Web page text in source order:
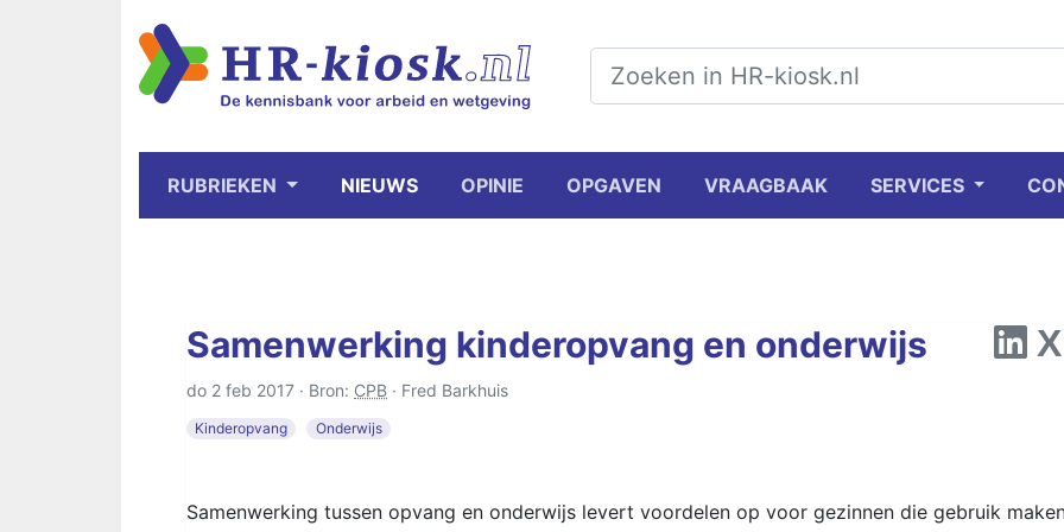
RUBRIEKEN NIEUWS OPINIE OPGAVEN VRAAGBAAK SERVICES
Samenwerking kinderopvang en onderwijs
do 2 feb 2017 · Bron: CPB · Fred Barkhuis
Kinderopvang Onderwijs
Samenwerking tussen opvang en onderwijs levert voordelen op voor gezinnen die gebruik